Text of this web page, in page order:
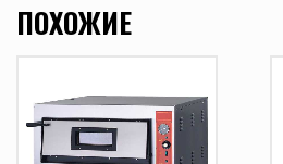
ПОХОЖИЕ